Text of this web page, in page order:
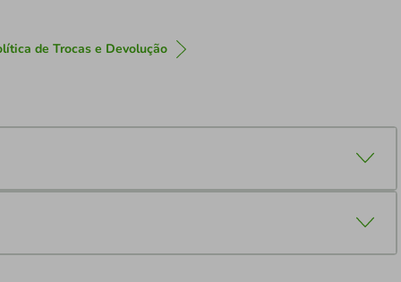
de Trocas e Devolução